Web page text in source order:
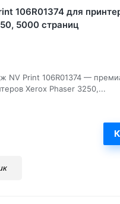
106R01374 для
5000 страниц
NV Print 106R01374 —
Xerox Phaser 3250,...